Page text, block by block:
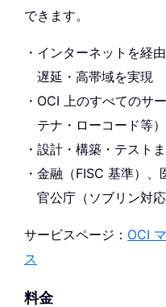
できます。
インターネットを経
遅延・高帯域を実現
OCI 上のすべてのサ
テナ・ローコード等
設計・構築・テスト
金融（FISC 基準）、
官公庁（ソブリン対
サービスページ： OCI
ス
料金